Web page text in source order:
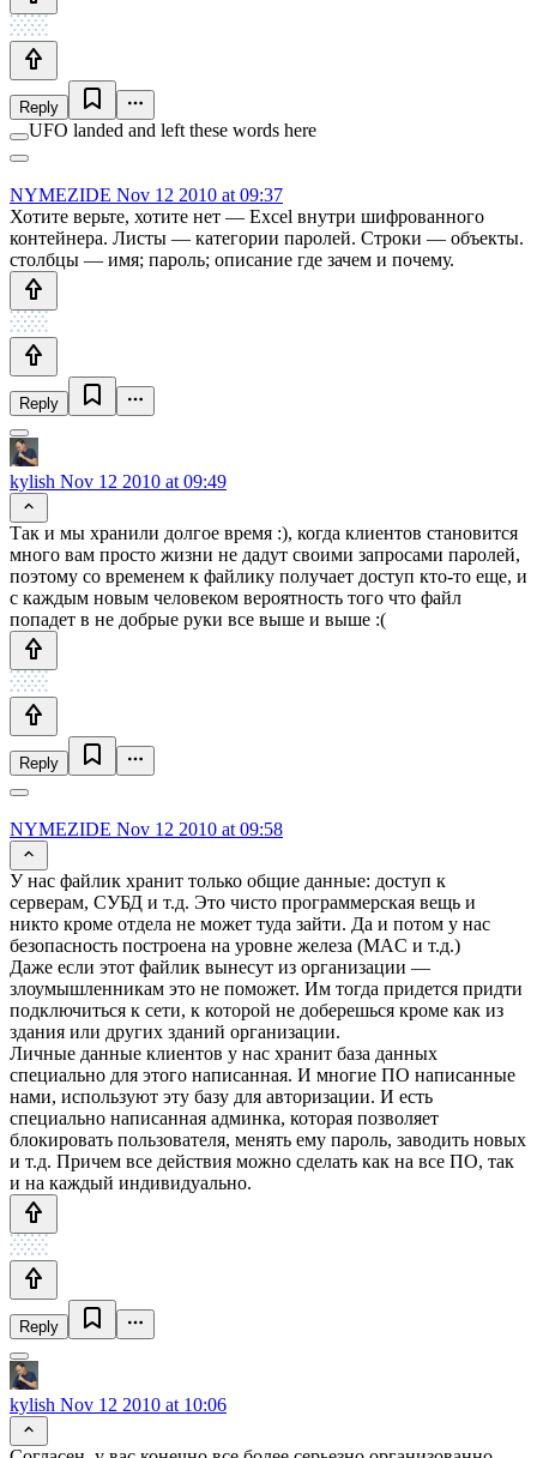
Reply
UFO landed and left these words here
NYMEZIDE Nov 12 2010 at 09:37
Хотите верьте, хотите нет — Excel внутри шифрованного
контейнера. Листы — категории паролей. Строки — объекты.
столбцы — имя; пароль; описание где зачем и почему.
Reply
kylish Nov 12 2010 at 09:49
Так и мы хранили долгое время :), когда клиентов становится
много вам просто жизни не дадут своими запросами паролей,
поэтому со временем к файлику получает доступ кто-то еще, и
с каждым новым человеком вероятность того что файл
попадет в не добрые руки все выше и выше :(
Reply
NYMEZIDE Nov 12 2010 at 09:58
У нас файлик хранит только общие данные: доступ к
серверам, СУБД и т.д. Это чисто программерская вещь и
никто кроме отдела не может туда зайти. Да и потом у нас
безопасность построена на уровне железа (MAC и т.д.)
Даже если этот файлик вынесут из организации —
злоумышленникам это не поможет. Им тогда придется придти
подключиться к сети, к которой не доберешься кроме как из
здания или других зданий организации.
Личные данные клиентов у нас хранит база данных
специально для этого написанная. И многие ПО написанные
нами, используют эту базу для авторизации. И есть
специально написанная админка, которая позволяет
блокировать пользователя, менять ему пароль, заводить новых
и т.д. Причем все действия можно сделать как на все ПО, так
и на каждый индивидуально.
Reply
kylish Nov 12 2010 at 10:06